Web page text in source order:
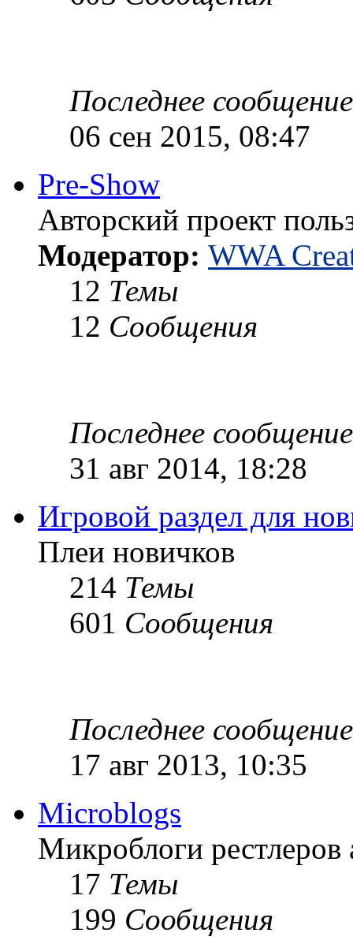
Последнее сообщение
06 сен 2015, 08:47
Pre-Show
Авторский проект
Модератор: WWA
12 Темы
12 Сообщения
Последнее сообщение
31 авг 2014, 18:28
Игровой раздел для
Плеи новичков
214 Темы
601 Сообщения
Последнее сообщение
17 авг 2013, 10:35
Microblogs
Микроблоги рестлеров
17 Темы
199 Сообщения